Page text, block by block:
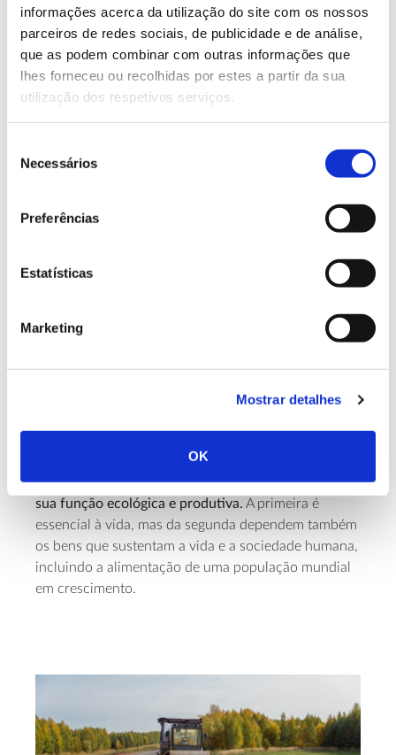
informações acerca da utilização do site com os nossos
parceiros de redes sociais, de publicidade e de análise,
que as podem combinar com outras informações que
lhes forneceu ou recolhidas por estes a partir da sua
utilização dos respetivos serviços.
Necessários
Preferências
Estatísticas
Marketing
Mostrar detalhes
OK
quantidade de espécies (incluindo plantas, fungos e
bactérias) nele presentes. Por esta via diminuem as
possibilidades de interação, assim como a
redundância e complementaridade de ação entre os
organismos do sistema, perdendo-se parte das suas
No atual contexto de alterações climáticas, em que a
a possibilidade de incidência de novas pragas e
doenças, a perda de resiliência do sistema solo é
A par da diminuição das
perdas de solo devido à erosão, o aumento do seu
de drenagem e a redução da perda de biodiversidade
são os maiores desafios na gestão e conservação do
vasto conhecimentosobre a
que podem estabelecer, mas
como potenciar este precioso recurso, conciliando a
sua função ecológica e produtiva. A primeira é
essencial à vida, mas da segunda dependem também
os bens que sustentam a vida e a sociedade humana,
incluindo a alimentação de uma população mundial
em crescimento.